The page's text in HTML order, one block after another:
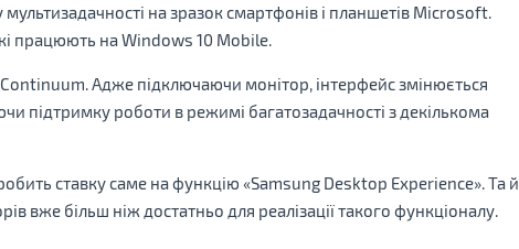
на зразок смартфонів і планшетів Microsoft.
працюють на Windows 10 Mobile.
Адже підключаючи монітор, інтерфейс змінюється
підтримку роботи в режимі багатозадачності з декількома
ставку саме на функцію «Samsung Desktop Experience». Та й
вже більш ніж достатньо для реалізації такого функціоналу.